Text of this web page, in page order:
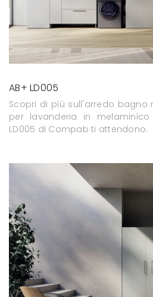
AB+ LD005
Scopri di più sull'arredo
per lavanderia in
LD005 di Compab ti attendono.